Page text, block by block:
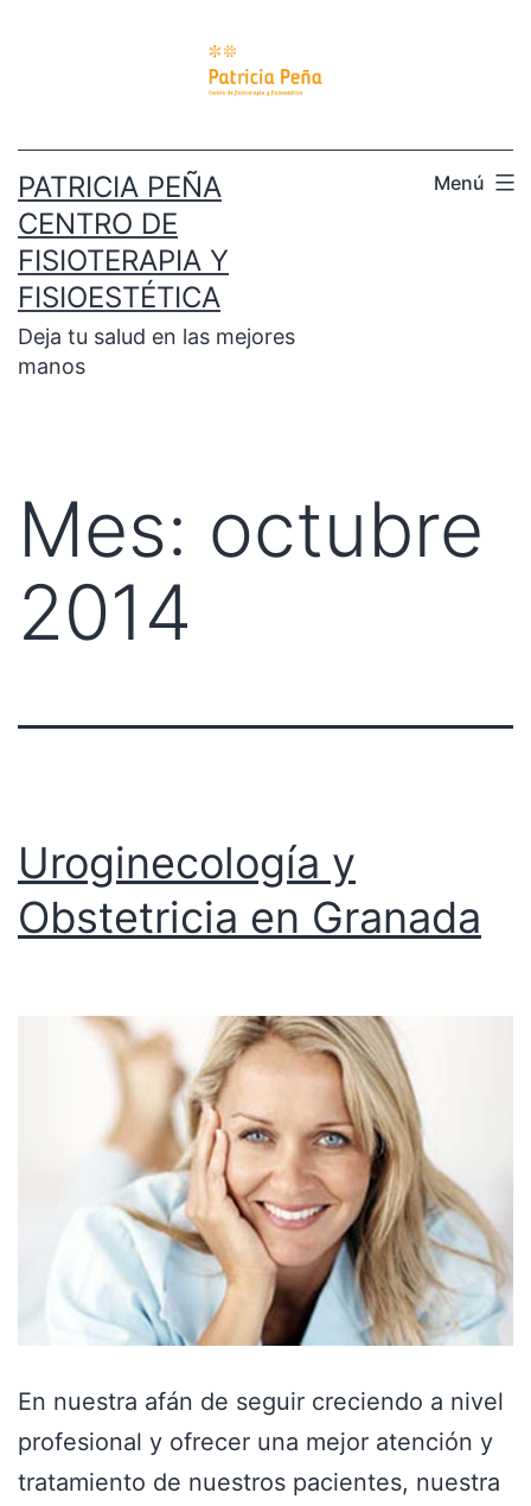
PATRICIA PEÑA
CENTRO DE
FISIOTERAPIA Y
FISIOESTÉTICA
Deja tu salud en las mejores
manos
Menú
Mes: octubre
2014
Uroginecología y
Obstetricia en Granada
En nuestra afán de seguir creciendo a nivel
profesional y ofrecer una mejor atención y
tratamiento de nuestros pacientes, nuestra